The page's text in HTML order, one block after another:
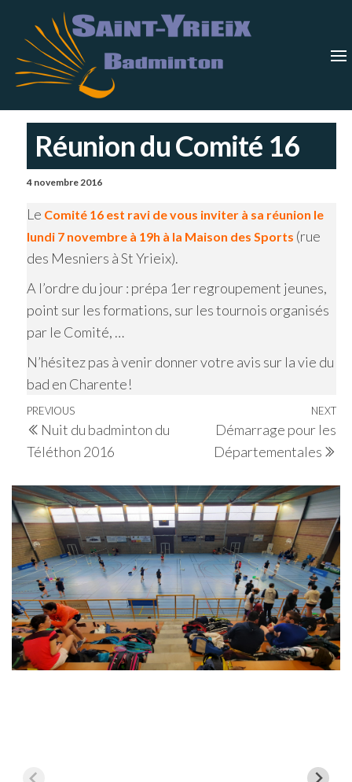
the
content
Réunion du Comité 16
4 novembre 2016
Le Comité 16 est ravi de vous inviter à sa réunion le
lundi 7 novembre à 19h à la Maison des Sports (rue
des Mesniers à St Yrieix).
A l’ordre du jour : prépa 1er regroupement jeunes,
point sur les formations, sur les tournois organisés
par le Comité, …
N’hésitez pas à venir donner votre avis sur la vie du
bad en Charente!
Navigation
de
l’article
Previous
Post
PREVIOUS
Nuit du badminton du
Téléthon 2016
NEXT
Démarrage pour les
Départementales